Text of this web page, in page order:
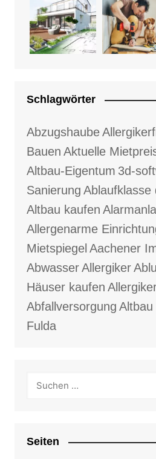
Schlagwörter
Abzugshaube
Bauen Aktuelle
Altbau-Eigentum 3d-
Sanierung Ablaufklasse
Altbau kaufen
Allergenarme
Mietspiegel Aachener
AbwasserAllergiker
Häuser kaufen
Abfallversorgung Altbau
Fulda
Seiten